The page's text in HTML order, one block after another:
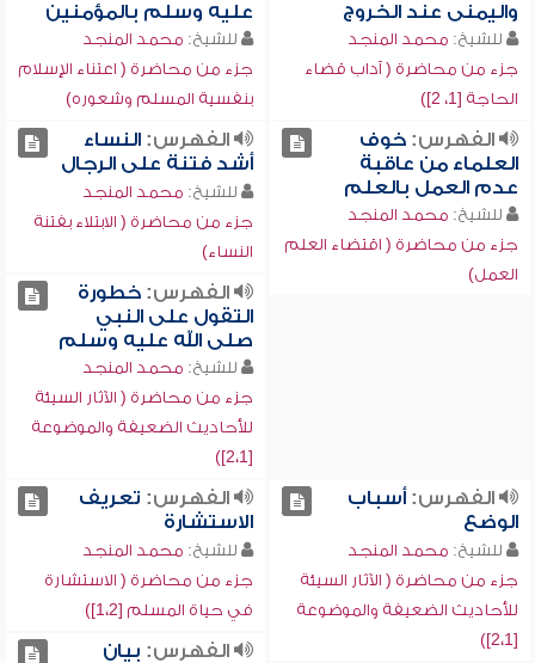
واليمنى عند الخروج
للشيخ: محمد المنجد
جزء من محاضرة ( آداب قضاء
الحاجة [1، 2])
عليه وسلم بالمؤمنين
للشيخ: محمد المنجد
جزء من محاضرة ( اعتناء الإسلام
بنفسية المسلم وشعوره)
الفهرس:خوف
العلماء من عاقبة
عدم العمل بالعلم
للشيخ: محمد المنجد
جزء من محاضرة ( اقتضاء العلم
العمل)
الفهرس:النساء
أشد فتنة على الرجال
للشيخ: محمد المنجد
جزء من محاضرة ( الابتلاء بفتنة
النساء)
الفهرس:خطورة
التقول على النبي
صلى الله عليه وسلم
للشيخ: محمد المنجد
جزء من محاضرة ( الآثار السيئة
للأحاديث الضعيفة والموضوعة
[2،1])
الفهرس:أسباب
الوضع
للشيخ: محمد المنجد
جزء من محاضرة ( الآثار السيئة
للأحاديث الضعيفة والموضوعة
[2،1])
الفهرس: تعريف
الاستشارة
للشيخ: محمد المنجد
جزء من محاضرة ( الاستشارة
في حياة المسلم [1،2])
الفهرس: بيان